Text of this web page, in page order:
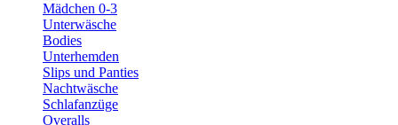
Mädchen 0-3
Unterwäsche
Bodies
Unterhemden
Slips und Panties
Nachtwäsche
Schlafanzüge
Overalls